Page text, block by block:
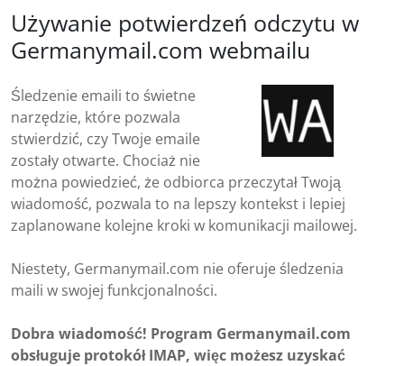
Używanie potwierdzeń odczytu w
Germanymail.com webmailu
Śledzenie emaili to świetne
narzędzie, które pozwala
stwierdzić, czy Twoje emaile
zostały otwarte. Chociaż nie
można powiedzieć, że odbiorca przeczytał Twoją
wiadomość, pozwala to na lepszy kontekst i lepiej
zaplanowane kolejne kroki w komunikacji mailowej.
Niestety, Germanymail.com nie oferuje śledzenia
maili w swojej funkcjonalności.
Dobra wiadomość! Program Germanymail.com
obsługuje protokół IMAP, więc możesz uzyskać